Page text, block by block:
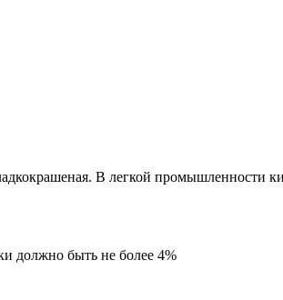
В легкой промышленности
должно быть не более 4%